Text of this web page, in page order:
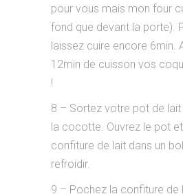
pour vous mais mon four
fond que devant la porte).
laissez cuire encore 6min.
12min de cuisson vos
!
8 – Sortez votre pot de
la cocotte. Ouvrez le pot
confiture de lait dans un
refroidir.
9 – Pochez la confiture de